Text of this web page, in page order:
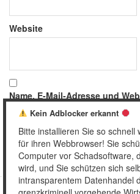
Website
Name, E-Mail-Adresse und
meinen nächsten Kommentar
Kein Adblocker erkannt
Bitte installieren Sie so
für ihren Webbrowser! Sie
Computer vor Schadsoftware,
wird, und Sie schützen sich
intransparentem Datenhandel